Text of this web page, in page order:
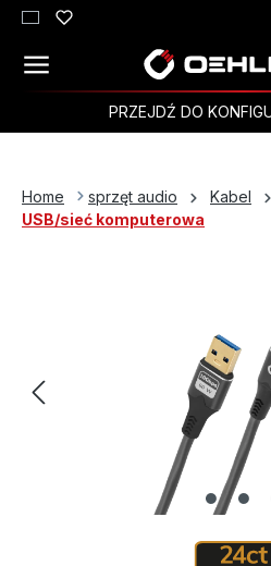
Przejdź do głównej zawartości
PRZEJDŹ DO
Home sprzęt audio
Kabel
USB/sieć komputerowa